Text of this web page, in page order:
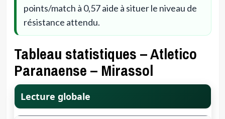
points/match à 0,57 aide à situer le niveau de
résistance attendu.
Tableau statistiques – Atletico
Paranaense – Mirassol
Lecture globale